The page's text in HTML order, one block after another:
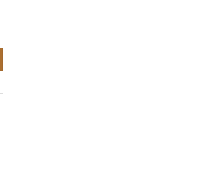
ultra-complet